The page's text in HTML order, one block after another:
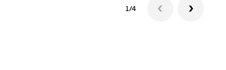
1/4